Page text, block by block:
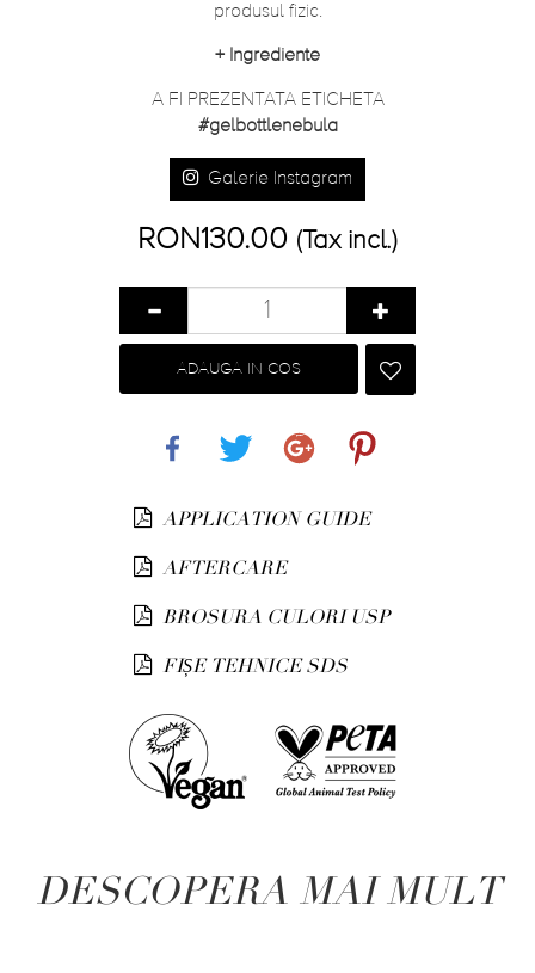
produsul fizic.
+ Ingrediente
A FI PREZENTATA ETICHETA
#gelbottlenebula
Galerie Instagram
RON130.00 (Tax incl.)
ADAUGA IN COS
APPLICATION GUIDE
AFTERCARE
BROSURA CULORI USP
FIȘE TEHNICE SDS
DESCOPERA MAI MULT